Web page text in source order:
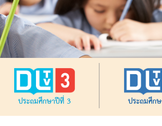
ประถมศึกษาปีที่ 3 ประถมศึก